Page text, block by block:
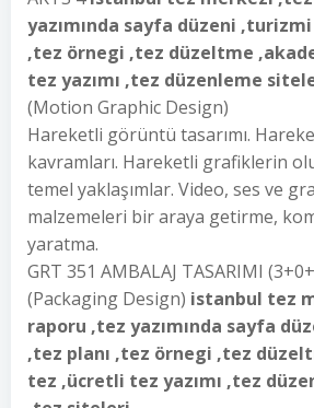
yazımında sayfa düzeni
,tez örnegi ,tez düzeltme
tez yazımı ,tez düzenleme
(Motion Graphic Design)
Hareketli görüntü tasarımı.
kavramları. Hareketli grafiklerin
temel yaklaşımlar. Video, ses ve
malzemeleri bir araya getirme,
yaratma.
GRT 351 AMBALAJ TASARIMI
(Packaging Design) istanbul tez
raporu ,tez yazımında sayfa
,tez planı ,tez örnegi ,tez
tez ,ücretli tez yazımı ,tez